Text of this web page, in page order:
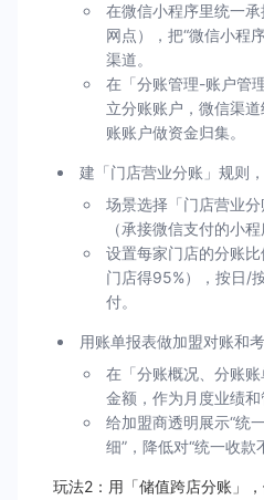
在微信小程序里统一
网点），把“微信小程
渠道。
在「分账管理-账户管
立分账账户，微信渠
账账户做资金归集。
建「门店营业分账」规则
场景选择「门店营业
（承接微信支付的小程
设置每家门店的分账比
门店得95%），按日/
付。
用账单报表做加盟对账和
在「分账概况、分账
金额，作为月度业绩和
给加盟商透明展示“统
细”，降低对“统一收款
玩法2：用「储值跨店分账」